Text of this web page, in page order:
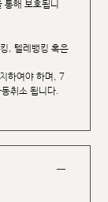
통해 보호됩니
, 텔레뱅킹 혹은
하여야 하며, 7
취소 됩니다.